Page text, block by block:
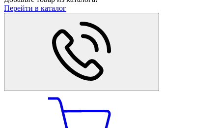
Перейти в каталог